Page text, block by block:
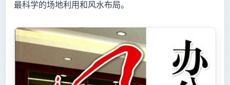
最科学的场地利用和风水布局。